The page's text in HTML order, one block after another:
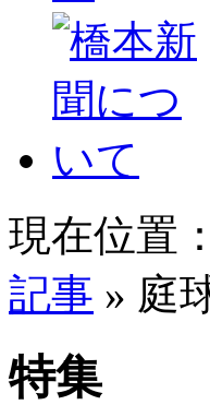
現在位置：
記事 » 庭
特集